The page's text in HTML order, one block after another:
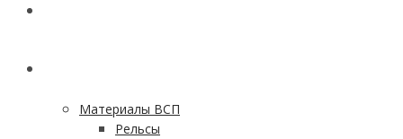
Материалы ВСП
Рельсы